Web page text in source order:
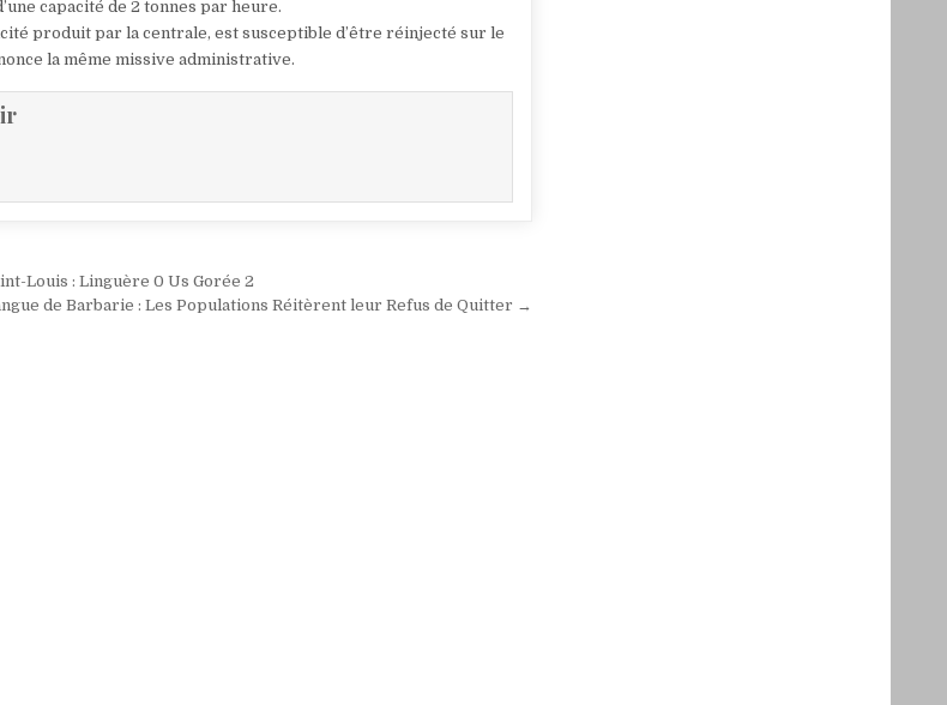
capacité de 2 tonnes par heure.
produit par la centrale, est susceptible d’être réinjecté sur le
la même missive administrative.
Louis : Linguère 0 Us Gorée 2
de Barbarie : Les Populations Réitèrent leur Refus de Quitter →